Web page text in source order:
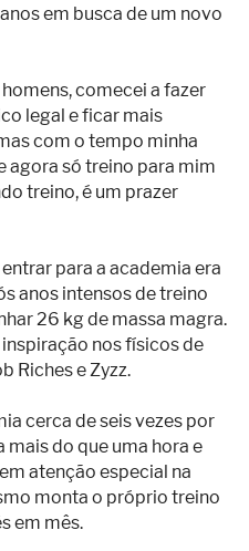
em busca de um novo
comecei a fazer
legal e ficar mais
com o tempo minha
agora só treino para mim
treino, é um prazer
para a academia era
anos intensos de treino
26 kg de massa magra.
nos físicos de
Riches e Zyzz.
cerca de seis vezes por
mais do que uma hora e
atenção especial na
monta o próprio treino
em mês.